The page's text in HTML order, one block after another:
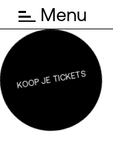
Menu
KOOP JE TICKETS